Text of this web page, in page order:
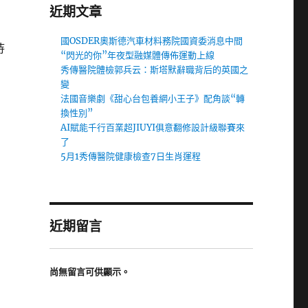
近期文章
國OSDER奧斯德汽車材料務院國資委消息中間
“閃光的你”年夜型融媒體傳佈運動上線
秀傳醫院體檢郭兵云：斯塔默辭職背后的英國之
變
法國音樂劇《甜心台包養網小王子》配角談“轉
換性別”
AI賦能千行百業超JIUYI俱意翻修設計級聯賽來
了
5月1秀傳醫院健康檢查7日生肖運程
近期留言
尚無留言可供顯示。